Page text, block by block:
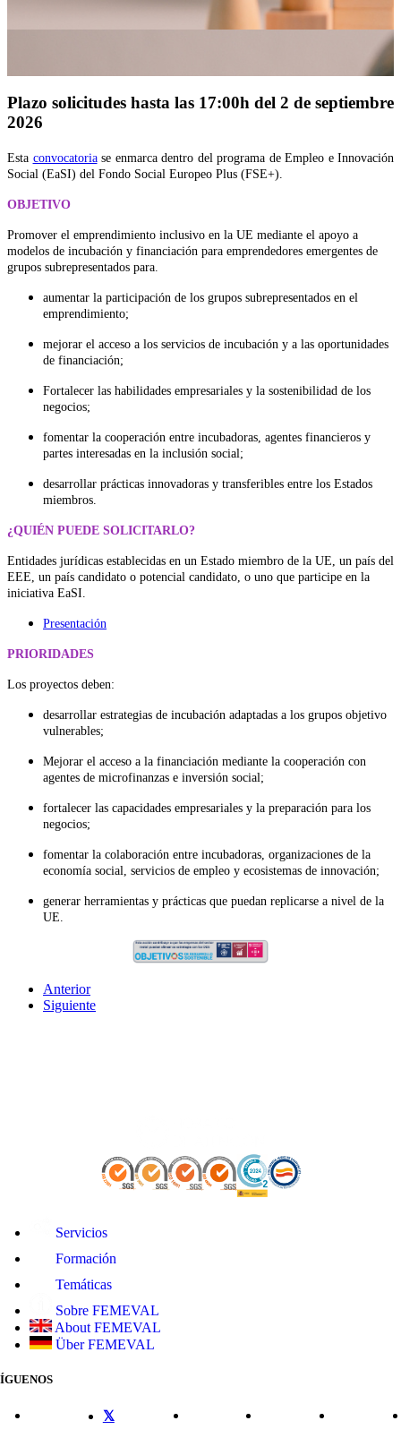
Plazo solicitudes hasta las 17:00h del 2 de septiembre
2026
Esta convocatoriase enmarca dentro del programa de Empleo e Innovación
Social (EaSI) del Fondo Social Europeo Plus (FSE+).
OBJETIVO
Promover el emprendimiento inclusivo en la UE mediante el apoyo a
modelos de incubación y financiación para emprendedores emergentes de
grupos subrepresentados para.
aumentar la participación de los grupos subrepresentados en el
emprendimiento;
mejorar el acceso a los servicios de incubación y a las oportunidades
de financiación;
Fortalecer las habilidades empresariales y la sostenibilidad de los
negocios;
fomentar la cooperación entre incubadoras, agentes financieros y
partes interesadas en la inclusión social;
desarrollar prácticas innovadoras y transferibles entre los Estados
miembros.
¿QUIÉN PUEDE SOLICITARLO?
Entidades jurídicas establecidas en un Estado miembro de la UE, un país del
EEE, un país candidato o potencial candidato, o uno que participe en la
iniciativa EaSI.
Presentación
PRIORIDADES
Los proyectos deben:
desarrollar estrategias de incubación adaptadas a los grupos objetivo
vulnerables;
Mejorar el acceso a la financiación mediante la cooperación con
agentes de microfinanzas e inversión social;
fortalecer las capacidades empresariales y la preparación para los
negocios;
fomentar la colaboración entre incubadoras, organizaciones de la
economía social, servicios de empleo y ecosistemas de innovación;
generar herramientas y prácticas que puedan replicarse a nivel de la
UE.
Anterior
Siguiente
Servicios
Formación
Temáticas
Sobre FEMEVAL
About FEMEVAL
Über FEMEVAL